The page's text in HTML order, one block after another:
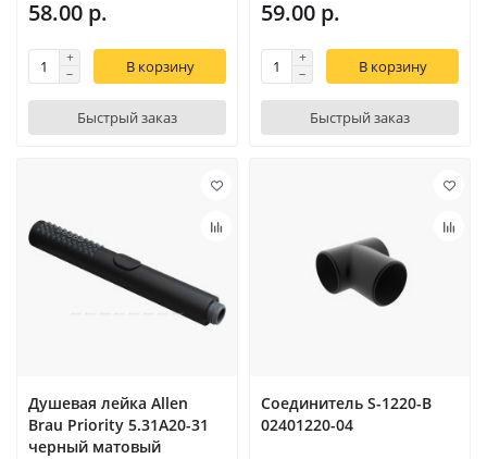
58.00 р.
В корзину
Быстрый заказ
59.00 р.
В корзину
Быстрый заказ
Душевая лейка Allen
Brau Priority 5.31A20-31
черный матовый
Соединитель S-1220-B
02401220-04